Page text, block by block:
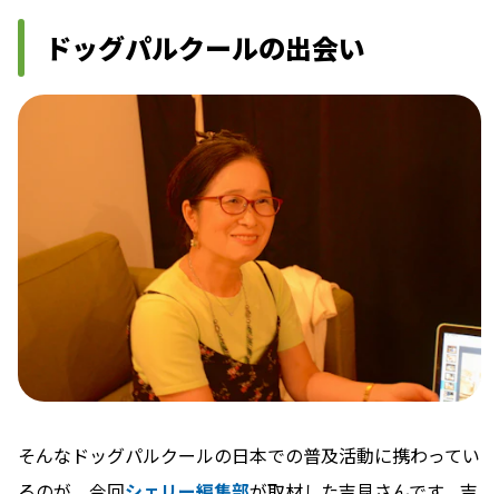
ドッグパルクールの出会い
そんなドッグパルクールの日本での普及活動に携わってい